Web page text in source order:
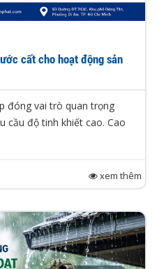
cất cho hoạt động sản
đóng vai trò quan trọng
cầu độ tinh khiết cao. Cao
xem thêm